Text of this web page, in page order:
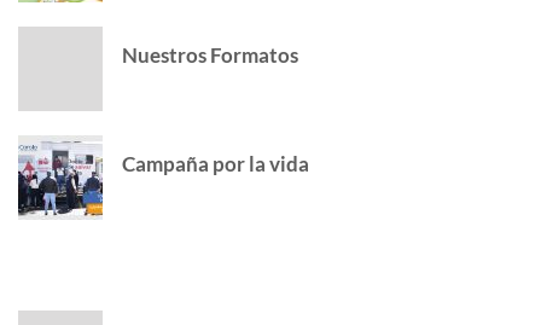
Nuestros Formatos
Campaña por la vida